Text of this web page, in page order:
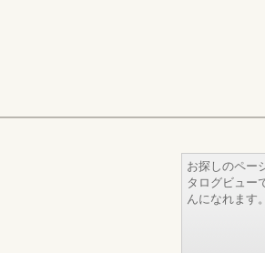
お探しのペー
タログビュー
んになれます。